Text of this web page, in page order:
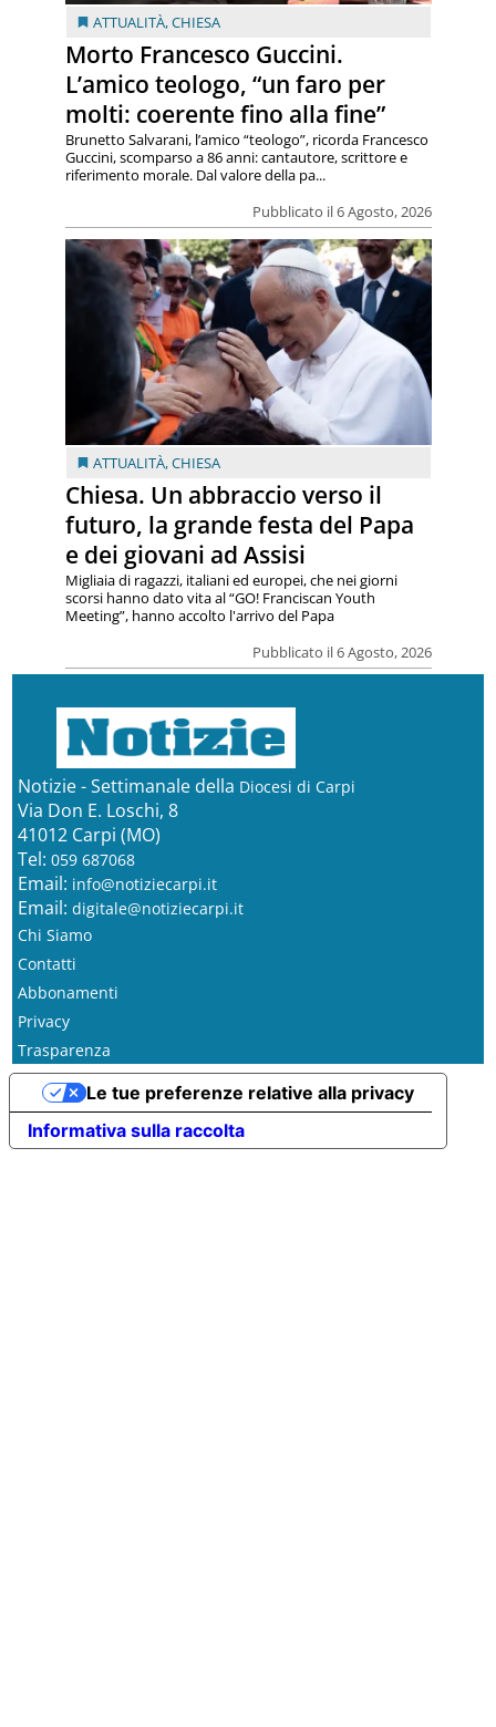
ATTUALITÀ,CHIESA
Morto Francesco Guccini.
L’amico teologo, “un faro per
molti: coerente fino alla fine”
Pubblicato il 6 Agosto, 2026
Brunetto Salvarani, l’amico “teologo”, ricorda Francesco
Guccini, scomparso a 86 anni: cantautore, scrittore e
riferimento morale. Dal valore della pa...
ATTUALITÀ,CHIESA
Chiesa. Un abbraccio verso il
futuro, la grande festa del Papa
e dei giovani ad Assisi
Pubblicato il 6 Agosto, 2026
Migliaia di ragazzi, italiani ed europei, che nei giorni
scorsi hanno dato vita al “GO! Franciscan Youth
Meeting”, hanno accolto l'arrivo del Papa
Notizie - Settimanale della Diocesi di Carpi
Via Don E. Loschi, 8
41012 Carpi (MO)
Tel: 059 687068
Email: info@notiziecarpi.it
Email: digitale@notiziecarpi.it
Chi Siamo
Contatti
Abbonamenti
Privacy
Trasparenza
Informativa sulla raccolta
Le tue preferenze relative alla privacy